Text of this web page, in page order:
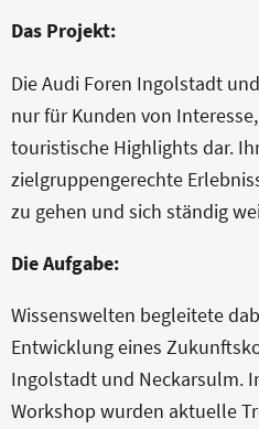
Das Projekt:
Die Audi Foren Ingolstadt
nur für Kunden von
touristische Highlights dar.
zielgruppengerechte
zu gehen und sich ständig
Die Aufgabe:
Wissenswelten begleitete
Entwicklung eines
Ingolstadt und Neckarsulm.
Workshop wurden aktuelle